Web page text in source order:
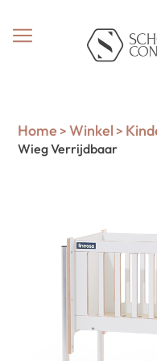
Home > Winkel >
Wieg Verrijdbaar